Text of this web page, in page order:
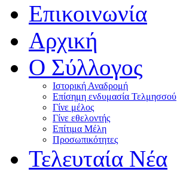
Επικοινωνία
Αρχική
Ο Σύλλογος
Ιστορική Αναδρομή
Επίσημη ενδυμασία Τελμησσού
Γίνε μέλος
Γίνε εθελοντής
Επίτιμα Μέλη
Προσωπικότητες
Τελευταία Νέα